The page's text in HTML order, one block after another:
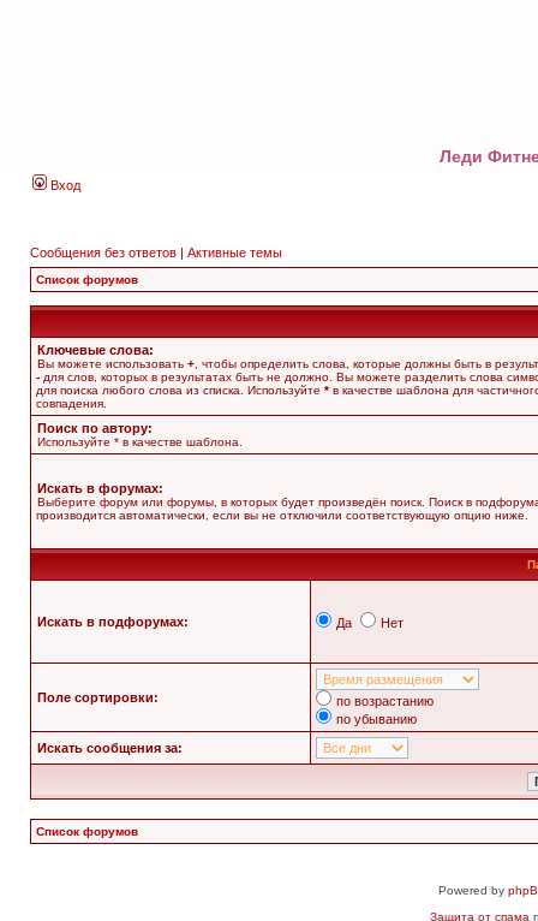
Леди
Вход
Сообщения без ответов | Активные темы
Список форумов
Ключевые слова:
Вы можете использовать + , чтобы определить слова, которые должны быть в
- для слов, которых в результатах быть не должно. Вы можете разделить слова
для поиска любого слова из списка. Используйте * в качестве шаблона для
совпадения.
Поиск по автору:
Используйте * в качестве шаблона.
Искать в форумах:
Выберите форум или форумы, в которых будет произведён поиск. Поиск в
производится автоматически, если вы не отключили соответствующую опцию ниже.
Искать в подфорумах: Да Нет
Поле сортировки:
по возрастанию
по убыванию
Искать сообщения за:
Список форумов
Powered by
Защита от спама